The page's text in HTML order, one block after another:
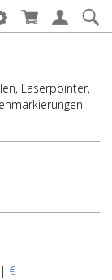
Laserpointer,
| €